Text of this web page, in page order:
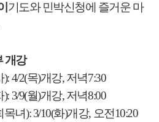
기도와 민박신청에 즐거운 마
개강
): 4/2(목)개강,저녁7:30
): 3/9(월)개강,저녁8:00
목녀): 3/10(화)개강, 오전10:20